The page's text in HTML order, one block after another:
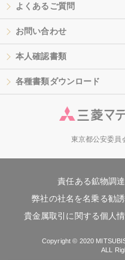
よくあるご質問
お問い合わせ
本人確認書類
各種書類ダウンロード
東京都公安委
責任ある鉱物調
弊社の社名を名乗る勧
貴金属取引に関する個人
Copyright © 2020
ALL